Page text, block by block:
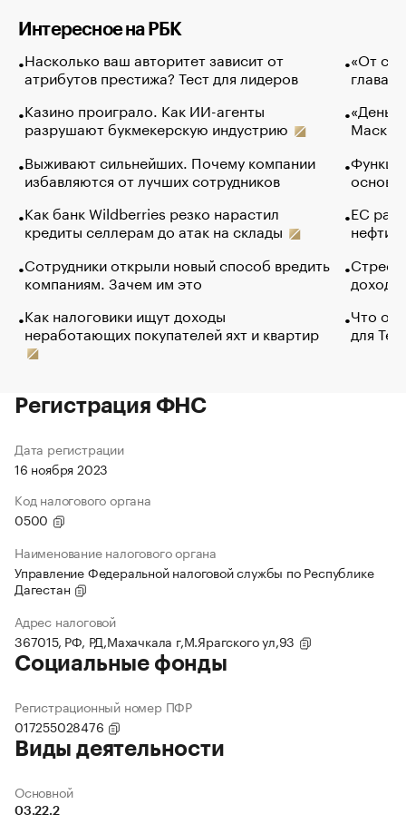
Интересное на РБК
Насколько ваш авторитет зависит от
атрибутов престижа? Тест для лидеров
Казино проиграло. Как ИИ-агенты
разрушают букмекерскую индустрию
Выживают сильнейших. Почему компании
избавляются от лучших сотрудников
Как банк Wildberries резко нарастил
кредиты селлерам до атак на склады
Сотрудники открыли новый способ вредить
компаниям. Зачем им это
Как налоговики ищут доходы
неработающих покупателей яхт и квартир
«От
глава
Маск в
основ
ЕС
нефти
Что
для
Регистрация ФНС
Дата регистрации
16 ноября 2023
Код налогового органа
0500
Наименование налогового органа
Управление Федеральной налоговой службы по Республике
Дагестан
Адрес налоговой
367015, РФ, РД,Махачкала г,М.Ярагского ул,93
Социальные фонды
Регистрационный номер ПФР
017255028476
Виды деятельности
Основной
03.22.2